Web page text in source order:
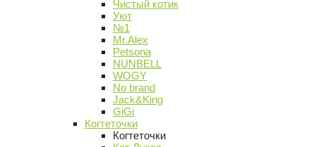
Чистый котик
Уют
№1
Mr.Alex
Petsona
NUNBELL
WOGY
No brand
Jack&King
GiGi
Когтеточки
Когтеточки